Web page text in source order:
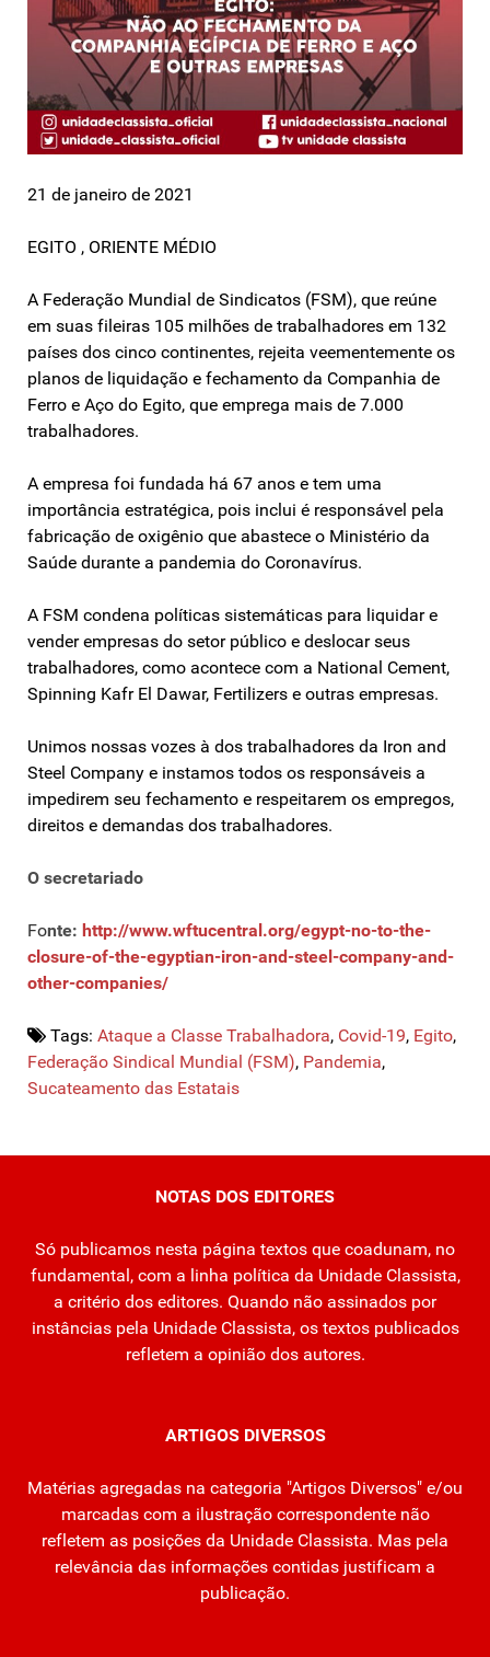
21 de janeiro de 2021
EGITO , ORIENTE MÉDIO
A Federação Mundial de Sindicatos (FSM), que reúne
em suas fileiras 105 milhões de trabalhadores em 132
países dos cinco continentes, rejeita veementemente os
planos de liquidação e fechamento da Companhia de
Ferro e Aço do Egito, que emprega mais de 7.000
trabalhadores.
A empresa foi fundada há 67 anos e tem uma
importância estratégica, pois inclui é responsável pela
fabricação de oxigênio que abastece o Ministério da
Saúde durante a pandemia do Coronavírus.
A FSM condena políticas sistemáticas para liquidar e
vender empresas do setor público e deslocar seus
trabalhadores, como acontece com a National Cement,
Spinning Kafr El Dawar, Fertilizers e outras empresas.
Unimos nossas vozes à dos trabalhadores da Iron and
Steel Company e instamos todos os responsáveis a
impedirem seu fechamento e respeitarem os empregos,
direitos e demandas dos trabalhadores.
O secretariado
Fonte: http://www.wftucentral.org/egypt-no-to-the-
closure-of-the-egyptian-iron-and-steel-company-and-
other-companies/
Tags: Ataque a Classe Trabalhadora, Covid-19, Egito,
Federação Sindical Mundial (FSM), Pandemia,
Sucateamento das Estatais
NOTAS DOS EDITORES
Só publicamos nesta página textos que coadunam, no
fundamental, com a linha política da Unidade Classista,
a critério dos editores. Quando não assinados por
instâncias pela Unidade Classista, os textos publicados
refletem a opinião dos autores.
ARTIGOS DIVERSOS
Matérias agregadas na categoria "Artigos Diversos" e/ou
marcadas com a ilustração correspondente não
refletem as posições da Unidade Classista. Mas pela
relevância das informações contidas justificam a
publicação.